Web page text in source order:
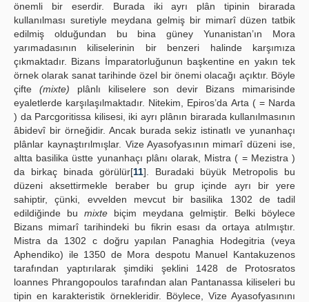
önemli bir eserdir. Burada iki ayrı plân tipinin birarada
kullanılması suretiyle meydana gelmiş bir mimarî düzen tatbik
edilmiş olduğundan bu bina güney Yunanistan’ın Mora
yarımadasının kiliselerinin bir benzeri halinde karşımıza
çıkmaktadır. Bizans İmparatorluğunun başkentine en yakın tek
örnek olarak sanat tarihinde özel bir önemi olacağı açıktır. Böyle
çifte (mixte) plânlı kiliselere son devir Bizans mimarisinde
eyaletlerde karşılaşılmaktadır. Nitekim, Epiros’da Arta ( = Narda
) da Parcgoritissa kilisesi, iki ayrı plânın birarada kullanılmasının
âbidevî bir örneğidir. Ancak burada sekiz istinatlı ve yunanhaçı
plânlar kaynaştırılmışlar. Vize Ayasofyasının mimarî düzeni ise,
altta basilika üstte yunanhaçı plânı olarak, Mistra ( = Mezistra )
da birkaç binada görülür[11]. Buradaki büyük Metropolis bu
düzeni aksettirmekle beraber bu grup içinde ayrı bir yere
sahiptir, çünki, evvelden mevcut bir basilika 1302 de tadil
edildiğinde bu mixte biçim meydana gelmiştir. Belki böylece
Bizans mimarî tarihindeki bu fikrin esası da ortaya atılmıştır.
Mistra da 1302 c doğru yapılan Panaghia Hodegitria (veya
Aphendiko) ile 1350 de Mora despotu Manuel Kantakuzenos
tarafından yaptırılarak şimdiki şeklini 1428 de Protosratos
loannes Phrangopoulos tarafından alan Pantanassa kiliseleri bu
tipin en karakteristik örnekleridir. Böylece, Vize Ayasofyasınını